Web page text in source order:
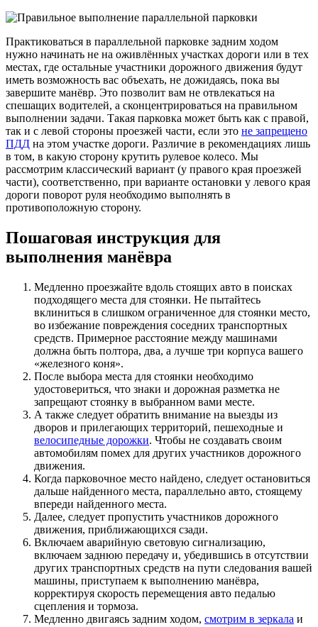
Практиковаться в параллельной парковке задним ходом
нужно начинать не на оживлённых участках дороги или в тех
местах, где остальные участники дорожного движения будут
иметь возможность вас объехать, не дожидаясь, пока вы
завершите манёвр. Это позволит вам не отвлекаться на
спешащих водителей, а сконцентрироваться на правильном
выполнении задачи. Такая парковка может быть как с правой,
так и с левой стороны проезжей части, если это не запрещено
ПДД на этом участке дороги. Различие в рекомендациях лишь
в том, в какую сторону крутить рулевое колесо. Мы
рассмотрим классический вариант (у правого края проезжей
части), соответственно, при варианте остановки у левого края
дороги поворот руля необходимо выполнять в
противоположную сторону.
Пошаговая инструкция для
выполнения манёвра
Медленно проезжайте вдоль стоящих авто в поисках
подходящего места для стоянки. Не пытайтесь
вклиниться в слишком ограниченное для стоянки место,
во избежание повреждения соседних транспортных
средств. Примерное расстояние между машинами
должна быть полтора, два, а лучше три корпуса вашего
«железного коня».
После выбора места для стоянки необходимо
удостовериться, что знаки и дорожная разметка не
запрещают стоянку в выбранном вами месте.
А также следует обратить внимание на выезды из
дворов и прилегающих территорий, пешеходные и
велосипедные дорожки. Чтобы не создавать своим
автомобилям помех для других участников дорожного
движения.
Когда парковочное место найдено, следует остановиться
дальше найденного места, параллельно авто, стоящему
впереди найденного места.
Далее, следует пропустить участников дорожного
движения, приближающихся сзади.
Включаем аварийную световую сигнализацию,
включаем заднюю передачу и, убедившись в отсутствии
других транспортных средств на пути следования вашей
машины, приступаем к выполнению манёвра,
корректируя скорость перемещения авто педалью
сцепления и тормоза.
Медленно двигаясь задним ходом, смотрим в зеркала и